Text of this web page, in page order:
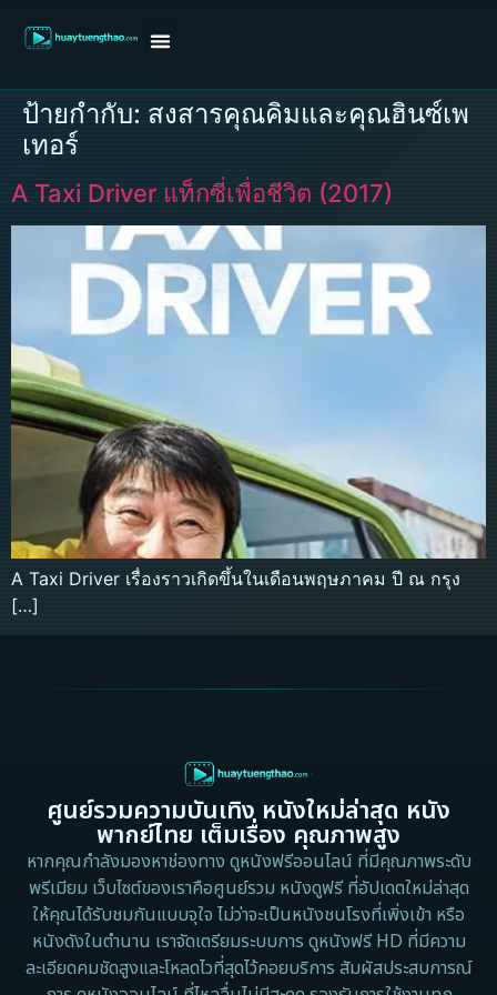
ป้ายกำกับ: สงสารคุณคิมและคุณฮินซ์เพ
เทอร์
A Taxi Driver แท็กซี่เพื่อชีวิต (2017)
A Taxi Driver เรื่องราวเกิดขึ้นในเดือนพฤษภาคม ปี ณ กรุง
[…]
ศูนย์รวมความบันเทิง หนังใหม่ล่าสุด หนัง
พากย์ไทย เต็มเรื่อง คุณภาพสูง
หากคุณกำลังมองหาช่องทาง ดูหนังฟรีออนไลน์ ที่มีคุณภาพระดับ
พรีเมียม เว็บไซต์ของเราคือศูนย์รวม หนังดูฟรี ที่อัปเดตใหม่ล่าสุด
ให้คุณได้รับชมกันแบบจุใจ ไม่ว่าจะเป็นหนังชนโรงที่เพิ่งเข้า หรือ
หนังดังในตำนาน เราจัดเตรียมระบบการ ดูหนังฟรี HD ที่มีความ
ละเอียดคมชัดสูงและโหลดไวที่สุดไว้คอยบริการ สัมผัสประสบการณ์